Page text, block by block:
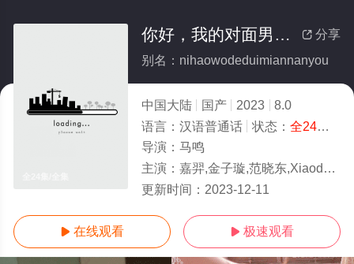
 分享
你好，我的对面男友(全集)
别名：nihaowodeduimiannanyou
中国大陆 国产 2023
8.0
语言： 汉语普通话 状态： 全24集
导演： 马鸣
主演： 嘉羿,金子璇,范晓东,Xiaodong,Fan
更新时间： 2023-12-11
 在线观看  极速观看